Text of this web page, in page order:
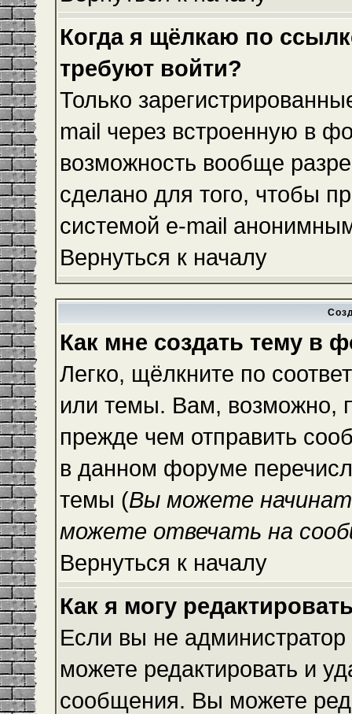
Когда я щёлкаю по
требуют войти?
Только
mail через встроенную в
возможность вообще
сделано для того, чтобы
системой e-mail
Вернуться к началу
Как мне создать тему в
Легко, щёлкните по
или темы. Вам, возможно,
прежде чем отправить
в данном форуме
темы (Вы можете
можете отвечать на
Вернуться к началу
Как я могу
Если вы не
можете редактировать и
сообщения. Вы можете